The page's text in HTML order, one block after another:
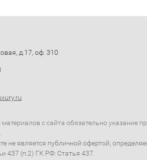
д.17, оф. 310
с сайта обязательно указание
не является публичной офертой,
437 (п.2) ГК РФ: Статья 437.